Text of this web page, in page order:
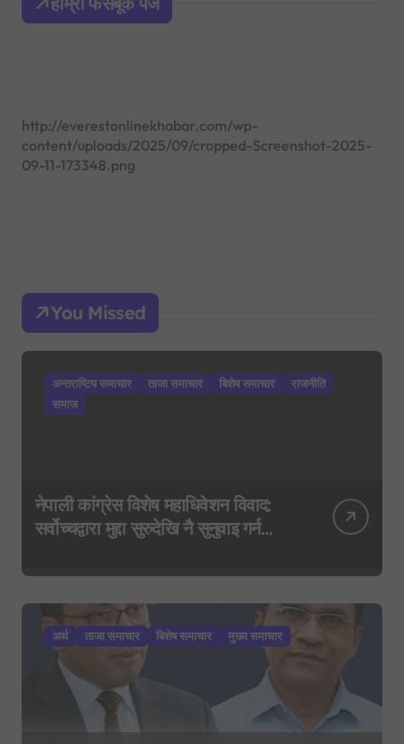
o
http://everestonlinekhabar.com/wp-
content/uploads/2025/09/cropped-Screenshot-2025-
09-11-173348.png
You Missed
अन्तराष्टिय समाचार ताजा समाचार बिशेष समाचार
राजनीति
समाज
नेपाली कांग्रेस विशेष महाधिवेशन विवाद:
सर्वोच्चद्वारा मुद्दा सुरुदेखि नै सुनुवाइ गर्न
अर्थ ताजा समाचार बिशेष समाचार मुख्य समाचार